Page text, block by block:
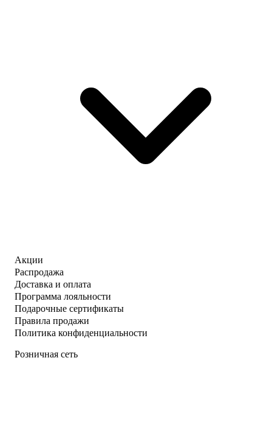
Акции
Распродажа
Доставка и оплата
Программа лояльности
Подарочные сертификаты
Правила продажи
Политика конфиденциальности
Розничная сеть